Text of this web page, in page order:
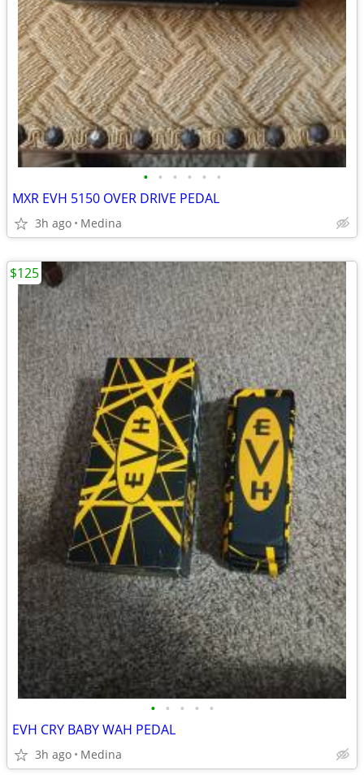
• • • • • •
MXR EVH 5150 OVER DRIVE PEDAL
3h ago Medina
• • • • •
EVH CRY BABY WAH PEDAL
3h ago Medina
$125